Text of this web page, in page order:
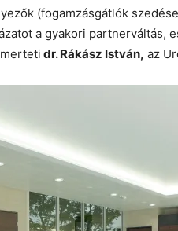
(fogamzásgátlók
a gyakori partnerváltás,
dr. Rákász István, az